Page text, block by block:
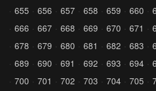
655
656 657 658 659 660
666
667 668 669 670 671
678
679 680 681 682 683
689
690 691 692 693 694
700
701 702 703 704 705